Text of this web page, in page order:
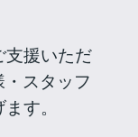
支援いただ
スタッフ
す。